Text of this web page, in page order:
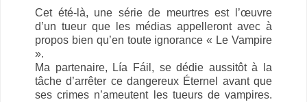
Cet été-là, une série de meurtres est l’œuvre
d’un tueur que les médias appelleront avec à
propos bien qu’en toute ignorance « Le Vampire
».
Ma partenaire, Lía Fáil, se dédie aussitôt à la
tâche d’arrêter ce dangereux Éternel avant que
ses crimes n’ameutent les tueurs de vampires.